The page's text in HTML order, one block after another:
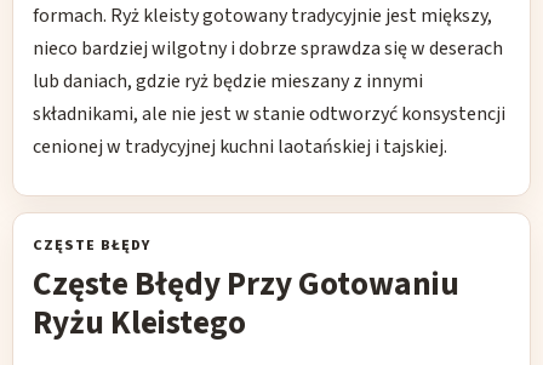
formach. Ryż kleisty gotowany tradycyjnie jest miększy,
nieco bardziej wilgotny i dobrze sprawdza się w deserach
lub daniach, gdzie ryż będzie mieszany z innymi
składnikami, ale nie jest w stanie odtworzyć konsystencji
cenionej w tradycyjnej kuchni laotańskiej i tajskiej.
CZĘSTE BŁĘDY
Częste Błędy Przy Gotowaniu
Ryżu Kleistego